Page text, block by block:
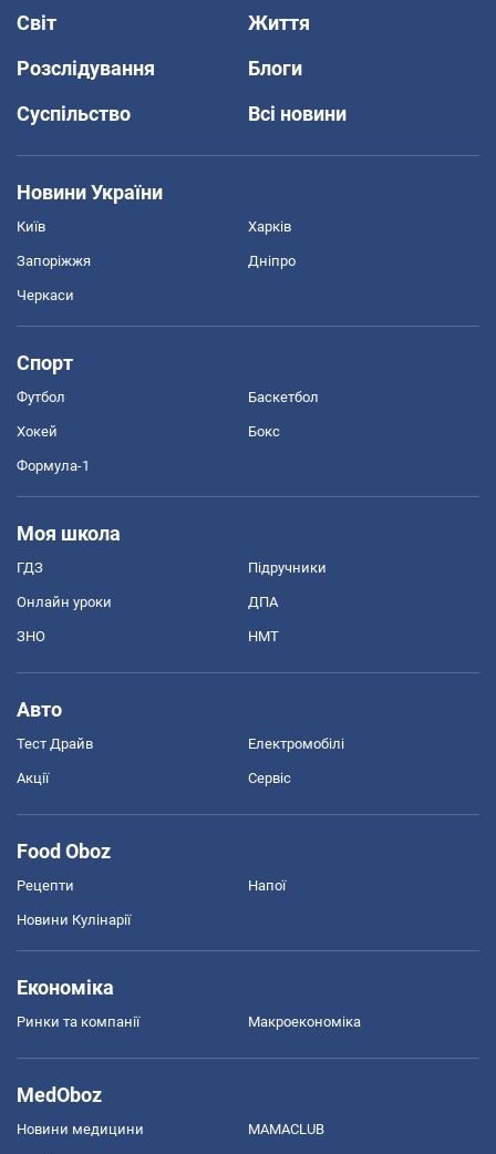
Світ
Життя
Розслідування
Блоги
Суспільство
Всі новини
Новини України
Київ Харків
Запоріжжя Дніпро
Черкаси
Спорт
Футбол Баскетбол
Хокей Бокс
Формула-1
Моя школа
ГДЗ Підручники
Онлайн уроки ДПА
ЗНО НМТ
Авто
Тест Драйв Електромобілі
Акції Сервіс
Food Oboz
Рецепти Напої
Новини Кулінарії
Економіка
Ринки та компанії Макроекономіка
MedOboz
Новини медицини MAMACLUB